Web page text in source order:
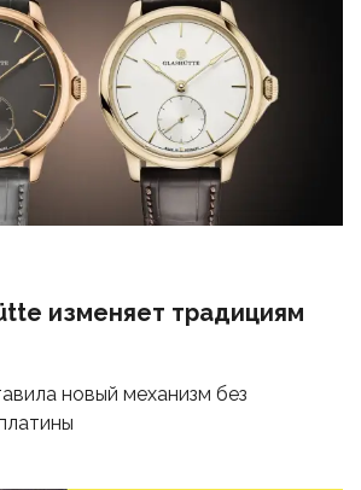
изменяет традициям
новый механизм без